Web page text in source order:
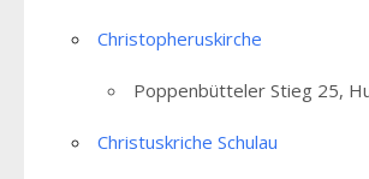
Christopheruskirche
Poppenbütteler Stieg 25,
Christuskriche Schulau